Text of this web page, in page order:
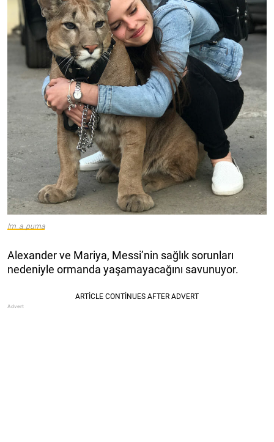
Im_a_puma
Alexander ve Mariya, Messi’nin sağlık sorunları
nedeniyle ormanda yaşamayacağını savunuyor.